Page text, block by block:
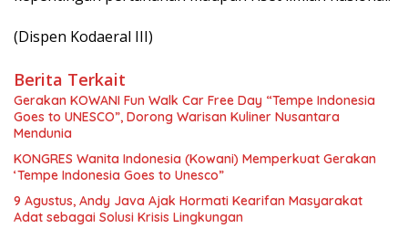
(Dispen Kodaeral III)
Berita Terkait
Gerakan KOWANI Fun Walk Car Free Day “Tempe Indonesia
Goes to UNESCO”, Dorong Warisan Kuliner Nusantara
Mendunia
KONGRES Wanita Indonesia (Kowani) Memperkuat Gerakan
‘Tempe Indonesia Goes to Unesco”
9 Agustus, Andy Java Ajak Hormati Kearifan Masyarakat
Adat sebagai Solusi Krisis Lingkungan